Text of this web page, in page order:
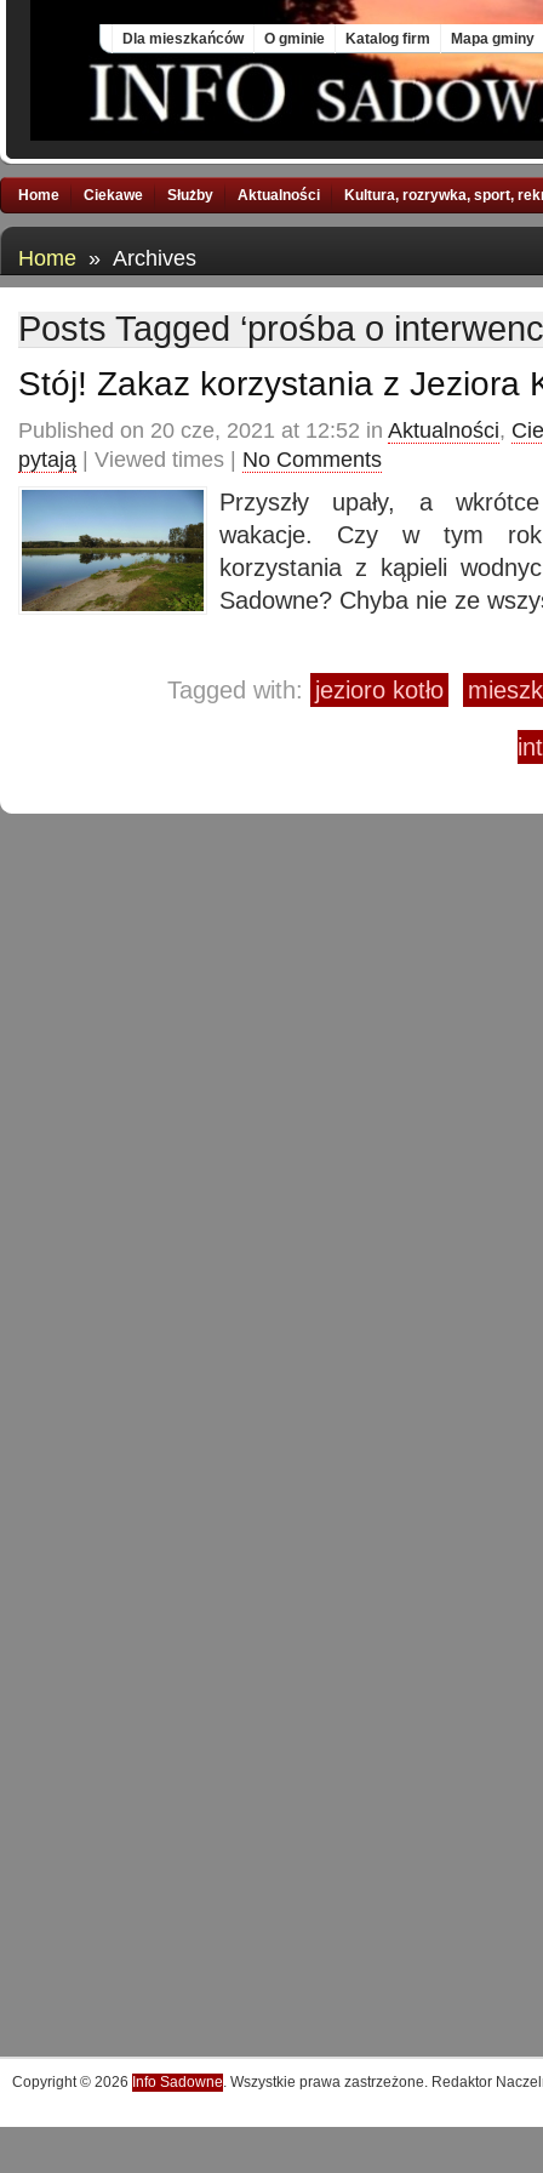
Dla mieszkańców O gminie Katalog firm Mapa gminy
Home Ciekawe Służby Aktualności Kultura, rozrywka, sport,
Home » Archives
Posts Tagged ‘prośba o
Stój! Zakaz korzystania z Jeziora
Published on 20 cze, 2021 at 12:52 in Aktualności,
pytają | Viewed times | No Comments
Przyszły upały, a
wakacje. Czy w tym
korzystania z kąpieli
Sadowne? Chyba nie ze
Tagged with: jezioro kotło
Copyright © 2026 Info Sadowne. Wszystkie prawa zastrzeżone. Redaktor